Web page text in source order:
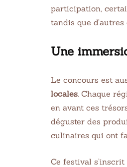
participation,
tandis que
Une
Le concours est
locales. Chaque
en avant ces
déguster des
culinaires qui ont
Ce festival